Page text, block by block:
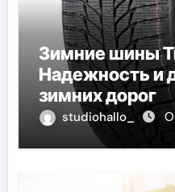
Зимние шины
Надежность и
зимних дорог
studiohallo_